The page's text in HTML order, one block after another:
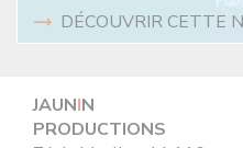
DÉCOUVRIR CETTE
JAUNIN
PRODUCTIONS